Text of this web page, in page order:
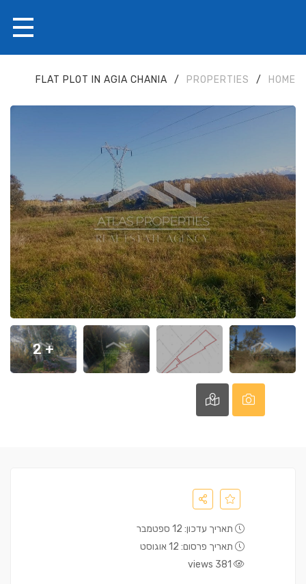
HOME
/
PROPERTIES
/
FLAT PLOT IN AGIA CHANIA
+ 2
תאריך עדכון: 12 ספטמבר
תאריך פרסום: 12 אוגוסט
381 views